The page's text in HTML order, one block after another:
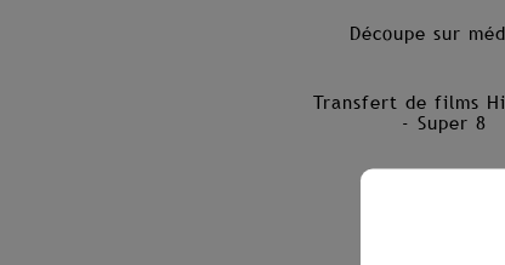
Découpe sur
Transfert de films
- Super 8